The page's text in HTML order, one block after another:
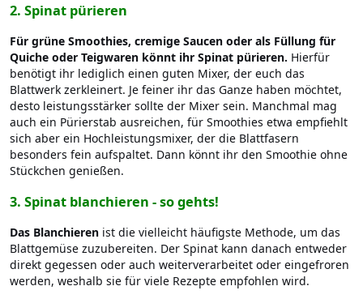
2. Spinat pürieren
Für grüne Smoothies, cremige Saucen oder als Füllung für
Quiche oder Teigwaren könnt ihr Spinat pürieren. Hierfür
benötigt ihr lediglich einen guten Mixer, der euch das
Blattwerk zerkleinert. Je feiner ihr das Ganze haben möchtet,
desto leistungsstärker sollte der Mixer sein. Manchmal mag
auch ein Pürierstab ausreichen, für Smoothies etwa empfiehlt
sich aber ein Hochleistungsmixer, der die Blattfasern
besonders fein aufspaltet. Dann könnt ihr den Smoothie ohne
Stückchen genießen.
3. Spinat blanchieren - so gehts!
Das Blanchieren ist die vielleicht häufigste Methode, um das
Blattgemüse zuzubereiten. Der Spinat kann danach entweder
direkt gegessen oder auch weiterverarbeitet oder eingefroren
werden, weshalb sie für viele Rezepte empfohlen wird.